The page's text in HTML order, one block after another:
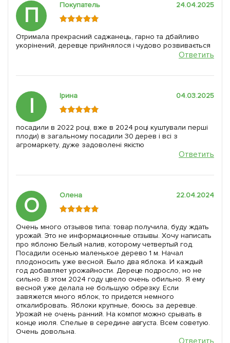
П Покупатель 24.04.2025
Отримала прекрасний саджанець, гарно та дбайливо
укорінений, деревце прийнялося і чудово розвивається
Ответить
І Ірина 04.03.2025
посадили в 2022 році, вже в 2024 році куштували перші
плоди) в загальному посадили 30 дерев і всі з
агромаркету, дуже задоволені якістю
Ответить
О Олена 22.04.2024
Очень много отзывов типа: товар получила, буду ждать
урожай. Это не информационные отзывы. Хочу написать
про яблоню Белый налив, которому четвертый год.
Посадили осенью маленькое дерево 1 м. Начал
плодоносить уже весной. Было два яблока. И каждый
год добавляет урожайности. Дереце подросло, но не
сильно. В этом 2024 году цвело очень обильно. Я ему
весной уже делала не большую обрезку. Если
завяжется много яблок, то придется немного
откалибровать. Яблоки крупные, боюсь за деревце.
Урожай не очень ранний. На компот можно срывать в
конце июля. Спелые в середине августа. Всем советую.
Очень довольна.